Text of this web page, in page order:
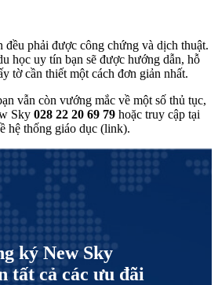
đều phải được công chứng và dịch thuật.
học uy tín bạn sẽ được hướng dẫn, hỗ
tờ cần thiết một cách đơn giản nhất.
vẫn còn vướng mắc về một số thủ tục,
Sky 028 22 20 69 79 hoặc truy cập tại
hệ thống giáo dục (link).
ký New Sky
tất cả các ưu đãi